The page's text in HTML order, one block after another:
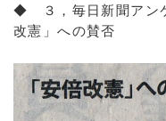
◆ ３，毎日新聞アン
改憲」への賛否